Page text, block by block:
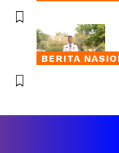
BERITA